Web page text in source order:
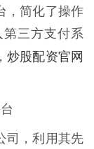
，简化了操作
三方支付系
炒股配资官网
司，利用其先